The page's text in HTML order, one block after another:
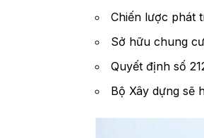
Chiến lược phát
Sở hữu chung
Quyết định số
Bộ Xây dựng sẽ